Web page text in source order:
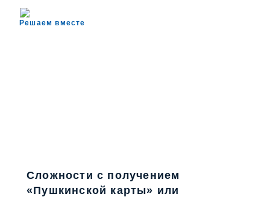
Решаем вместе
Сложности с получением
«Пушкинской карты» или